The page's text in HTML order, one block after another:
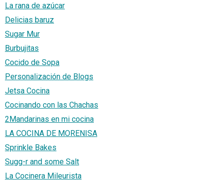
La rana de azúcar
Delicias baruz
Sugar Mur
Burbujitas
Cocido de Sopa
Personalización de Blogs
Jetsa Cocina
Cocinando con las Chachas
2Mandarinas en mi cocina
LA COCINA DE MORENISA
Sprinkle Bakes
Sugg-r and some Salt
La Cocinera Mileurista